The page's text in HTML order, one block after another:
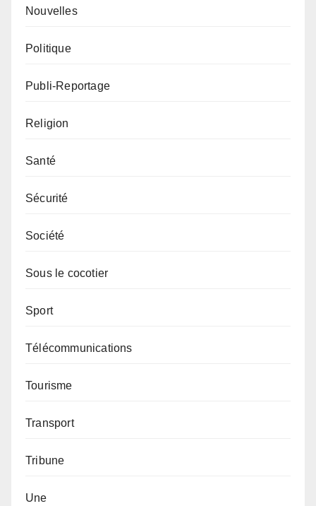
Nouvelles
Politique
Publi-Reportage
Religion
Santé
Sécurité
Société
Sous le cocotier
Sport
Télécommunications
Tourisme
Transport
Tribune
Une